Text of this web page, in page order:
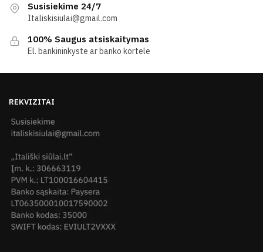
Susisiekime 24/7
Italiskisiulai@gmail.com
100% Saugus atsiskaitymas
El. bankininkyste ar banko kortele
REKVIZITAI